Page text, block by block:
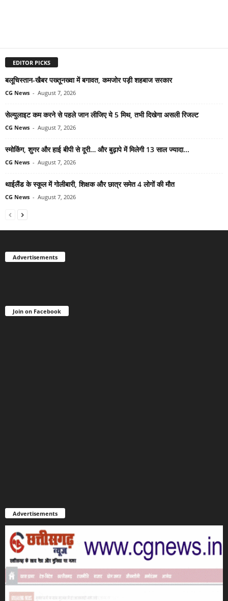
EDITOR PICKS
बलूचिस्तान-खैबर पख्तूनख्वा में बगावत, कमजोर पड़ी शहबाज सरकार
CG News - August 7, 2026
सेल्युलाइट कम करने से पहले जान लीजिए ये 5 मिथ, तभी दिखेगा असली रिजल्ट
CG News - August 7, 2026
स्मोकिंग, शुगर और हाई बीपी से दूरी… और बुढ़ापे में मिलेगी 13 साल ज्यादा...
CG News - August 7, 2026
थाईलैंड के स्कूल में गोलीबारी, शिक्षक और छात्र समेत 4 लोगों की मौत
CG News - August 7, 2026
Advertisements
Join on Facebook
Advertisements